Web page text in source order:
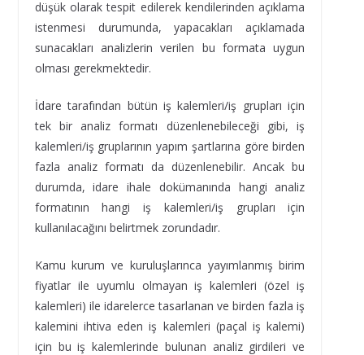
düşük olarak tespit edilerek kendilerinden açıklama
istenmesi durumunda, yapacakları açıklamada
sunacakları analizlerin verilen bu formata uygun
olması gerekmektedir.
İdare tarafından bütün iş kalemleri/iş grupları için
tek bir analiz formatı düzenlenebileceği gibi, iş
kalemleri/iş gruplarının yapım şartlarına göre birden
fazla analiz formatı da düzenlenebilir. Ancak bu
durumda, idare ihale dokümanında hangi analiz
formatının hangi iş kalemleri/iş grupları için
kullanılacağını belirtmek zorundadır.
Kamu kurum ve kuruluşlarınca yayımlanmış birim
fiyatlar ile uyumlu olmayan iş kalemleri (özel iş
kalemleri) ile idarelerce tasarlanan ve birden fazla iş
kalemini ihtiva eden iş kalemleri (paçal iş kalemi)
için bu iş kalemlerinde bulunan analiz girdileri ve